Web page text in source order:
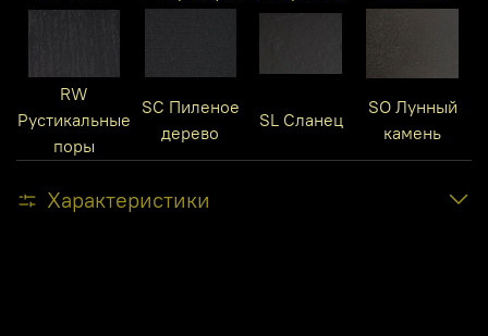
RW
Рустикальные
поры
SC Пиленое
дерево
SL Сланец
SO Лунный
камень
Характеристики